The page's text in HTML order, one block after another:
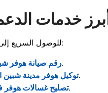
أبرز خدمات
للوصول السريع إلى خدماتنا المتميزة في قلب محافظة المنوفية، إليك أهم ما يبحث عنه عملاؤنا:
رقم صيانة هوفرللتواصل المباشر مع الخط الساخن وطلب زيارة فنية عاجلة.
توكيل هوفر مدينة شبينللبحث عن مراكز الخدمة المعتمدة التي تضمن حقوق الضمان للعميل.
تصليح غسالات هوفرلمعالجة أعطال العصر، تسريب المياه، أو مشاكل التايمر.